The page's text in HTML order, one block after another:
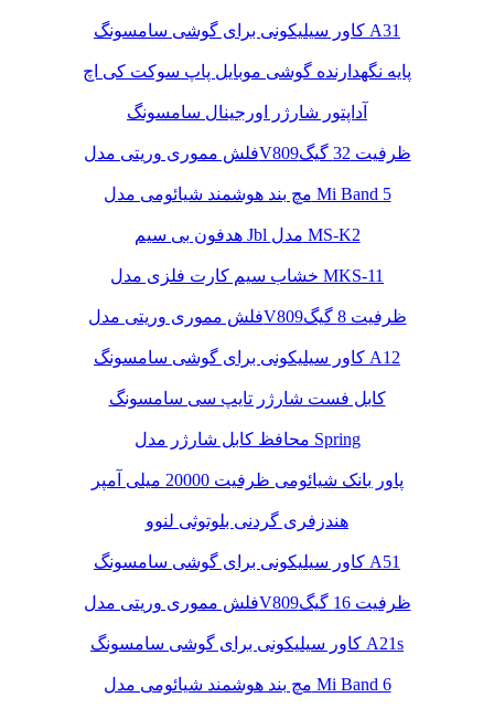
کاور سیلیکونی برای گوشی سامسونگ A31
پایه نگهدارنده گوشی موبایل پاپ سوکت کی اچ
آداپتور شارژر اورجینال سامسونگ
فلش مموری وریتی مدلV809ظرفیت 32 گیگ
مچ بند هوشمند شیائومی مدل Mi Band 5
هدفون بی سیم Jbl مدل MS-K2
خشاب سیم کارت فلزی مدل MKS-11
فلش مموری وریتی مدلV809ظرفیت 8 گیگ
کاور سیلیکونی برای گوشی سامسونگ A12
کابل فست شارژر تایپ سی سامسونگ
محافظ کابل شارژر مدل Spring
پاور بانک شیائومی ظرفیت 20000 میلی آمپر
هندزفری گردنی بلوتوثی لنوو
کاور سیلیکونی برای گوشی سامسونگ A51
فلش مموری وریتی مدلV809ظرفیت 16 گیگ
کاور سیلیکونی برای گوشی سامسونگ A21s
مچ بند هوشمند شیائومی مدل Mi Band 6